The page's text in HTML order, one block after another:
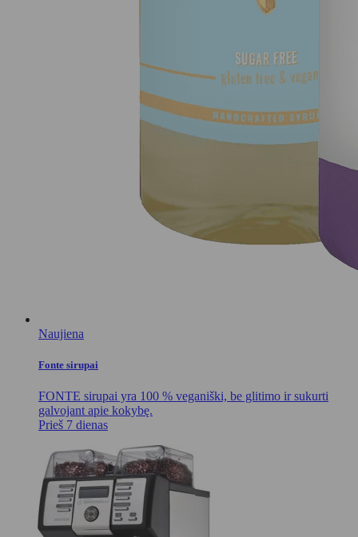
Naujiena
Fonte sirupai
FONTE sirupai yra 100 % veganiški, be glitimo ir sukurti
galvojant apie kokybę.
Prieš 7 dienas